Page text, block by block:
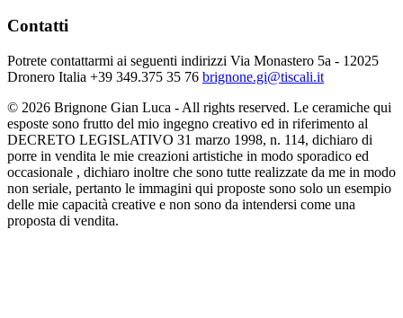
Contatti
Potrete contattarmi ai seguenti indirizzi Via Monastero 5a - 12025
Dronero Italia +39 349.375 35 76 brignone.gi@tiscali.it
© 2026 Brignone Gian Luca - All rights reserved. Le ceramiche qui
esposte sono frutto del mio ingegno creativo ed in riferimento al
DECRETO LEGISLATIVO 31 marzo 1998, n. 114, dichiaro di
porre in vendita le mie creazioni artistiche in modo sporadico ed
occasionale , dichiaro inoltre che sono tutte realizzate da me in modo
non seriale, pertanto le immagini qui proposte sono solo un esempio
delle mie capacità creative e non sono da intendersi come una
proposta di vendita.